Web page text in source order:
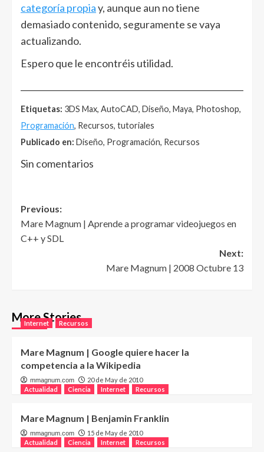
categoría propiay, aunque aun no tiene
demasiado contenido, seguramente se vaya
actualizando.
Espero que le encontréis utilidad.
Etiquetas: 3DS Max, AutoCAD, Diseño, Maya, Photoshop,
Programación, Recursos, tutoriales
Publicado en: Diseño, Programación, Recursos
Sin comentarios
Post
navigation
Previous:
Mare Magnum | Aprende a programar videojuegos en
C++ y SDL
Next:
Mare Magnum | 2008 Octubre 13
More Stories
Internet Recursos
Mare Magnum | Google quiere hacer la
competencia a la Wikipedia
mmagnum.com
20 de May de 2010
Actualidad
Ciencia Internet Recursos
Mare Magnum | Benjamin Franklin
mmagnum.com
15 de May de 2010
Actualidad
Ciencia Internet Recursos